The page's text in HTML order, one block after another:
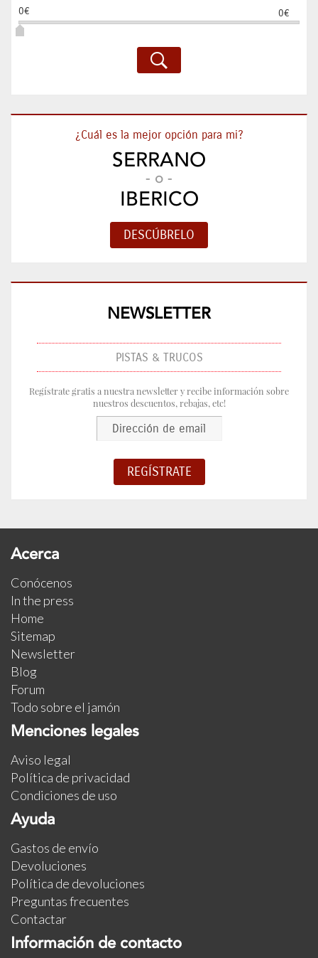
0€ 0€
¿Cuál es la mejor opción para mi?
SERRANO
- o -
IBERICO
NEWSLETTER
PISTAS & TRUCOS
Regístrate gratis a nuestra newsletter y recibe información sobre
nuestros descuentos, rebajas, etc!
Acerca
Conócenos
In the press
Home
Sitemap
Newsletter
Blog
Forum
Todo sobre el jamón
Menciones legales
Aviso legal
Política de privacidad
Condiciones de uso
Ayuda
Gastos de envío
Devoluciones
Política de devoluciones
Preguntas frecuentes
Contactar
Información de contacto